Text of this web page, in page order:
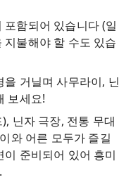
함되어 있습니다 (일
불해야 할 수도 있습
거닐며 사무라이, 닌
보세요!
닌자 극장, 전통 무대
와 어른 모두가 즐길
준비되어 있어 흥미